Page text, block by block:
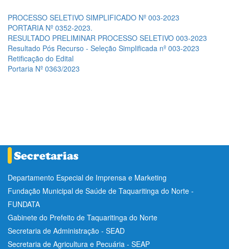
PROCESSO SELETIVO SIMPLIFICADO Nº 003-2023
PORTARIA Nº 0352-2023.
RESULTADO PRELIMINAR PROCESSO SELETIVO 003-2023
Resultado Pós Recurso - Seleção Simplificada nº 003-2023
Retificação do Edital
Portaria Nº 0363/2023
Departamento Especial de Imprensa e Marketing
Fundação Municipal de Saúde de Taquaritinga do Norte -
FUNDATA
Gabinete do Prefeito de Taquaritinga do Norte
Secretaria de Administração - SEAD
Secretaria de Agricultura e Pecuária - SEAP